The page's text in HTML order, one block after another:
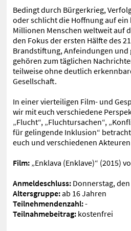
Bedingt durch Bürgerkrieg,
oder schlicht die Hoffnung auf ein
Millionen Menschen weltweit auf
den Fokus der ersten Hälfte des
Brandstiftung, Anfeindungen und
gehören zum täglichen
teilweise ohne deutlich
Gesellschaft.
In einer vierteiligen Film- und
wir mit euch verschiedene
„Flucht“, „Fluchtursachen“,
für gelingende Inklusion“
euch und verschiedenen
Film: „Enklava (Enklave)“ (2015)
Anmeldeschluss: Donnerstag,
Altersgruppe:ab 16 Jahren
Teilnehmendenzahl:-
Teilnahmebeitrag: kostenfrei